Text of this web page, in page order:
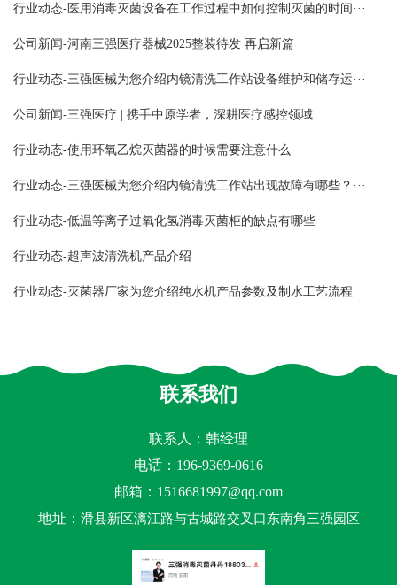
行业动态-医用消毒灭菌设备在工作过程中如何控制灭菌的时间···
公司新闻-河南三强医疗器械2025整装待发 再启新篇
行业动态-三强医械为您介绍内镜清洗工作站设备维护和储存运···
公司新闻-三强医疗 | 携手中原学者，深耕医疗感控领域
行业动态-使用环氧乙烷灭菌器的时候需要注意什么
行业动态-三强医械为您介绍内镜清洗工作站出现故障有哪些？···
行业动态-低温等离子过氧化氢消毒灭菌柜的缺点有哪些
行业动态-超声波清洗机产品介绍
行业动态-灭菌器厂家为您介绍纯水机产品参数及制水工艺流程
联系我们
联系人：韩经理
电话：196-9369-0616
邮箱： 1516681997@qq.com
地址： 滑县新区漓江路与古城路交叉口东南角三强园区